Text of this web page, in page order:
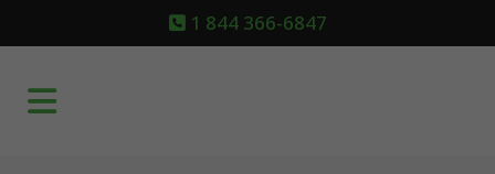
1 844 366-6847